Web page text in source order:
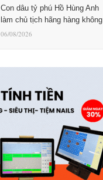
Con dâu tỷ phú Hồ Hùng Anh
làm chủ tịch hãng hàng không
06/08/2026